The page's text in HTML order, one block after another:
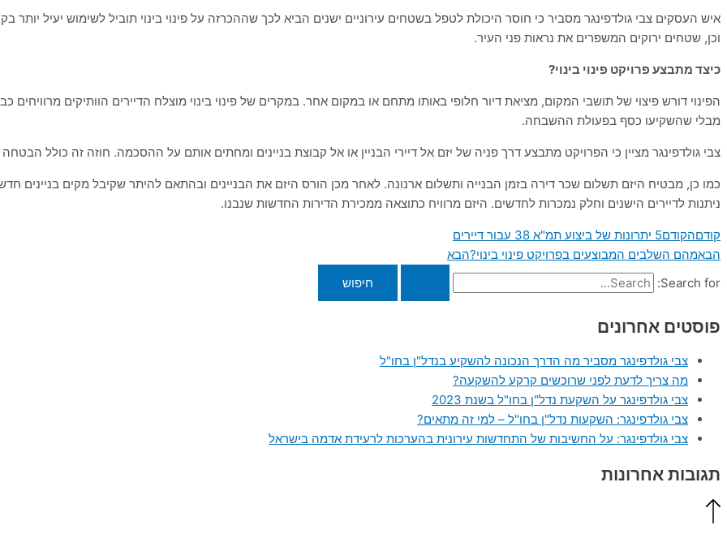
איש העסקים צבי גולדפינגר מסביר כי חוסר היכולת לטפל בשטחים עירוניים ישנים הביא לכך שההכרזה על פינוי בינוי תוביל לשימוש יעיל יותר
וכן, שטחים ירוקים המשפרים את נראות פני העיר.
כיצד מתבצע פרויקט פינוי בינוי?
הפינוי דורש פיצוי של תושבי המקום, מציאת דיור חלופי באותו מתחם או במקום אחר. במקרים של פינוי בינוי מוצלח הדיירים הוותיקים
מבלי שהשקיעו כסף בפעולת ההשבחה.
צבי גולדפינגר מציין כי הפרויקט מתבצע דרך פניה של יזם אל דיירי הבניין או אל קבוצת בניינים ומחתים אותם על ההסכמה. חוזה זה כולל הבטחה
כמו כן, מבטיח היזם תשלום שכר דירה בזמן הבנייה ותשלום ארנונה. לאחר מכן הורס היזם את הבניינים ובהתאם להיתר שקיבל מקים בניינים
ניתנות לדיירים הישנים וחלק נמכרות לחדשים. היזם מרוויח כתוצאה ממכירת הדירות החדשות שנבנו.
קודםהקודם5 יתרונות של ביצוע תמ"א 38 עבור דיירים
הבאמהם השלבים המבוצעים בפרויקט פינוי בינוי?הבא
Search for:
פוסטים אחרונים
צבי גולדפינגר מסביר מה הדרך הנכונה להשקיע בנדל"ן בחו"ל
מה צריך לדעת לפני שרוכשים קרקע להשקעה?
צבי גולדפינגר על השקעת נדל"ן בחו"ל בשנת 2023
צבי גולדפינגר: השקעות נדל"ן בחו"ל – למי זה מתאים?
צבי גולדפינגר: על החשיבות של התחדשות עירונית בהערכות לרעידת אדמה בישראל
תגובות אחרונות